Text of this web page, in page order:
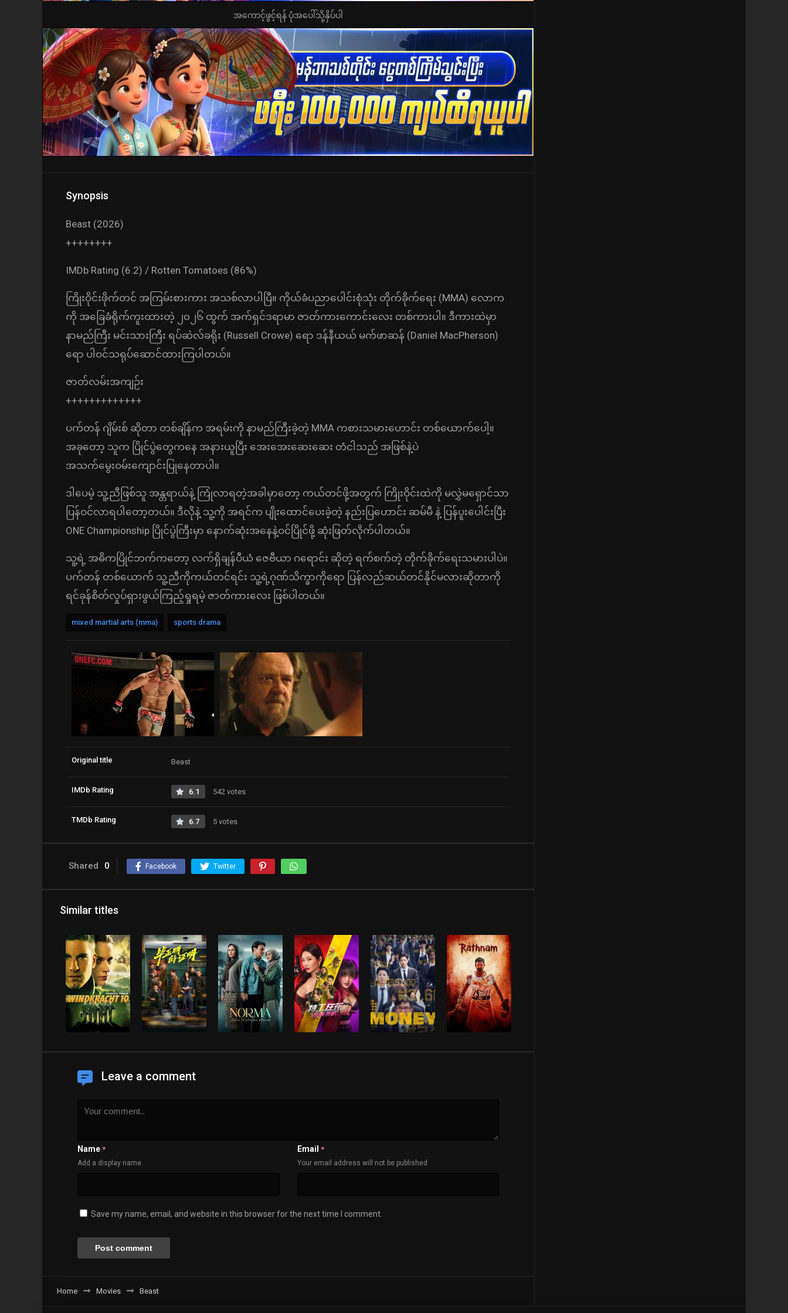
အကောင့်ဖွင့်ရန် ပုံအပေါ်သို့နှိပ်ပါ
Synopsis
Beast (2026)
++++++++
IMDb Rating (6.2) / Rotten Tomatoes (86%)
ကြိုးဝိုင်းဖိုက်တင် အကြမ်းစားကား အသစ်လာပါပြီ။ ကိုယ်ခံပညာပေါင်းစုံသုံး တိုက်ခိုက်ရေး (MMA) လောက
ကို အခြေခံရိုက်ကူးထားတဲ့ ၂၀၂၆ ထွက် အက်ရှင်ဒရာမာ ဇာတ်ကားကောင်းလေး တစ်ကားပါ။ ဒီကားထဲမှာ
နာမည်ကြီး မင်းသားကြီး ရပ်ဆဲလ်ခရိုး (Russell Crowe) ရော ဒန်နီယယ် မက်ဖာဆန် (Daniel MacPherson)
ရော ပါဝင်သရုပ်ဆောင်ထားကြပါတယ်။
ဇာတ်လမ်းအကျဉ်း
+++++++++++++
ပက်တန် ဂျိမ်းစ် ဆိုတာ တစ်ချိန်က အရမ်းကို နာမည်ကြီးခဲ့တဲ့ MMA ကစားသမားဟောင်း တစ်ယောက်ပေါ့။
အခုတော့ သူက ပြိုင်ပွဲတွေကနေ အနားယူပြီး အေးအေးဆေးဆေး တံငါသည် အဖြစ်နဲ့ပဲ
အသက်မွေးဝမ်းကျောင်းပြုနေတာပါ။
ဒါပေမဲ့ သူ့ညီဖြစ်သူ အန္တရာယ်နဲ့ ကြုံလာရတဲ့အခါမှာတော့ ကယ်တင်ဖို့အတွက် ကြိုးဝိုင်းထဲကို မလွှဲမရှောင်သာ
ပြန်ဝင်လာရပါတော့တယ်။ ဒီလိုနဲ့ သူ့ကို အရင်က ပျိုးထောင်ပေးခဲ့တဲ့ နည်းပြဟောင်း ဆမ်မီ နဲ့ ပြန်ပူးပေါင်းပြီး
ONE Championship ပြိုင်ပွဲကြီးမှာ နောက်ဆုံးအနေနဲ့ဝင်ပြိုင်ဖို့ ဆုံးဖြတ်လိုက်ပါတယ်။
သူ့ရဲ့ အဓိကပြိုင်ဘက်ကတော့ လက်ရှိချန်ပီယံ ဇေဗီယာ ဂရောင်း ဆိုတဲ့ ရက်စက်တဲ့ တိုက်ခိုက်ရေးသမားပါပဲ။
ပက်တန် တစ်ယောက် သူ့ညီကိုကယ်တင်ရင်း သူ့ရဲ့ဂုဏ်သိက္ခာကိုရော ပြန်လည်ဆယ်တင်နိုင်မလားဆိုတာကို
ရင်ခုန်စိတ်လှုပ်ရှားဖွယ်ကြည့်ရှုရမဲ့ ဇာတ်ကားလေး ဖြစ်ပါတယ်။
mixed martial arts (mma) sports drama
Original title Beast
IMDb Rating 6.1 542 votes
TMDb Rating 6.7 5 votes
Shared 0 Facebook Twitter
Similar titles
Leave a comment
Name *
Add a display name
Email *
Your email address will not be published
Save my name, email, and website in this browser for the next time I comment.
Home Movies Beast